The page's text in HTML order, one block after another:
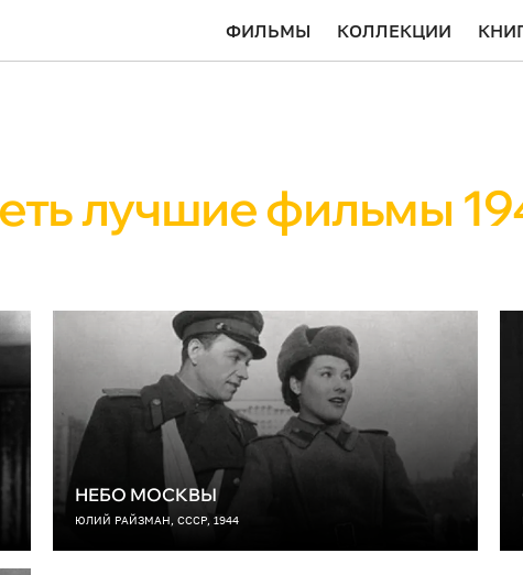
ФИЛЬМЫ КОЛЛЕКЦИИ
лучшие фильмы
НЕБО МОСКВЫ
ЮЛИЙ РАЙЗМАН, СССР, 1944